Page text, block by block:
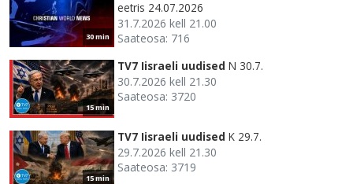
30 min
eetris 24.07.2026
31.7.2026 kell 21.00
Saateosa: 716
15 min
TV7 Iisraeli uudised N 30.7.
30.7.2026 kell 21.30
Saateosa: 3720
15 min
TV7 Iisraeli uudised K 29.7.
29.7.2026 kell 21.30
Saateosa: 3719